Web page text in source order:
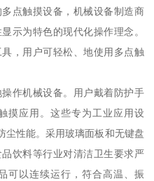
点触摸设备，机械设备制造商
示为特色的现代化操作理念。
，用户可轻松、地使用多点触
作机械设备。用户戴着防护手
摸应用。这些专为工业应用设
尘性能。采用玻璃面板和无键盘
饮料等行业对清洁卫生要求严
可以连续运行，符合高温、振